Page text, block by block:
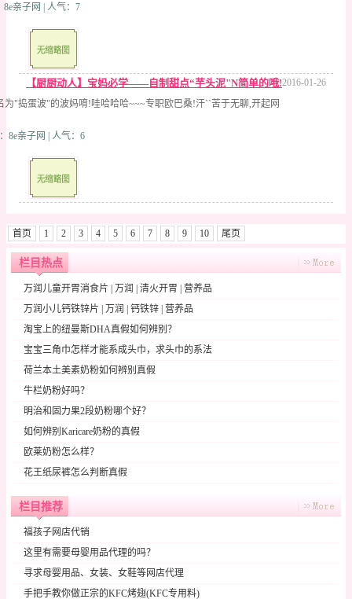
亲子网 | 人气：7
2016-01-26
【厨厨动人】宝妈必学——自制甜点“芋头泥"N简单的哦!
为"捣蛋波"的波妈唷!哇哈哈哈~~~专职欧巴桑!汗``苦于无聊,开起网
8e亲子网 | 人气：6
首页 1 2 3 4 5 6 7 8 9 10 尾页
栏目热点
万润儿童开胃消食片 | 万润 | 清火开胃 | 营养品
万润小儿钙铁锌片 | 万润 | 钙铁锌 | 营养品
淘宝上的纽曼斯DHA真假如何辨别？
宝宝三角巾怎样才能系成头巾，求头巾的系法
荷兰本土美素奶粉如何辨别真假
牛栏奶粉好吗？
明治和固力果2段奶粉哪个好？
如何辨别Karicare奶粉的真假
欧莱奶粉怎么样？
花王纸尿裤怎么判断真假
栏目推荐
福孩子网店代销
这里有需要母婴用品代理的吗？
寻求母婴用品、女装、女鞋等网店代理
手把手教你做正宗的KFC烤翅(KFC专用料)